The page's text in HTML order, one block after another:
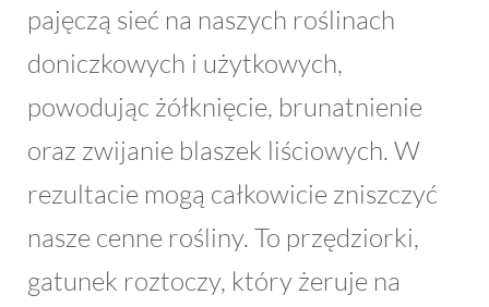
pajęczą sieć na naszych roślinach
doniczkowych i użytkowych,
powodując żółknięcie, brunatnienie
oraz zwijanie blaszek liściowych. W
rezultacie mogą całkowicie zniszczyć
nasze cenne rośliny. To przędziorki,
gatunek roztoczy, który żeruje na